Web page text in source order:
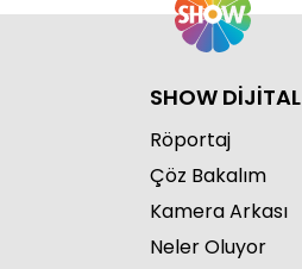
SHOW DİJİTAL
Röportaj
Çöz Bakalım
Kamera Arkası
Neler Oluyor